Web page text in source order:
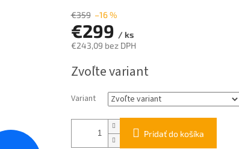
€359 –16 %
€299 / ks
€243,09 bez DPH
cena:
Zvoľte variant
Variant
Pridať do košíka